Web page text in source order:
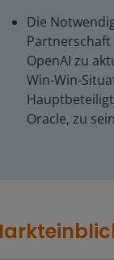
Die
OpenAI zu
Win-Win-
Oracle, zu